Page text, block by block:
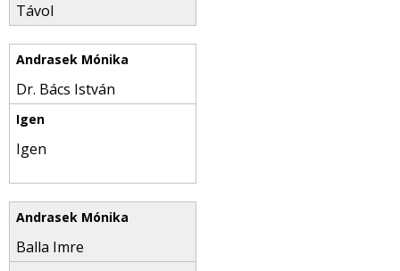
Távol
Dr. Bács István
Igen
Balla Imre